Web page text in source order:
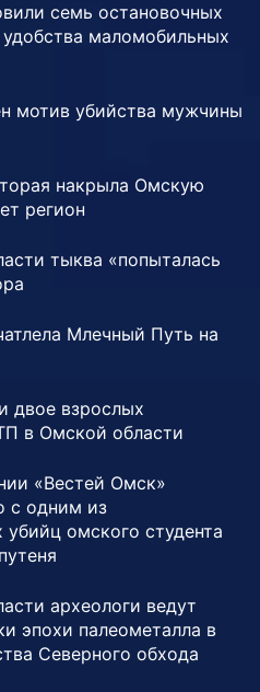
семь остановочных
маломобильных
мотив убийства мужчины
накрыла Омскую
регион
тыква «попыталась
Млечный Путь на
двое взрослых
в Омской области
«Вестей Омск»
с одним из
убийц омского студента
археологи ведут
эпохи палеометалла в
Северного обхода